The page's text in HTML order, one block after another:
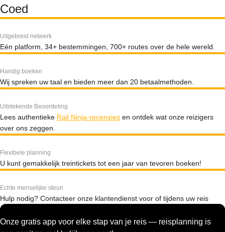
Coed
Uitgebreid netwerk
Eén platform, 34+ bestemmingen, 700+ routes over de hele wereld.
Handig boeken
Wij spreken uw taal en bieden meer dan 20 betaalmethoden.
Uitstekende Beoordeling
Lees authentieke Rail Ninja-recensies en ontdek wat onze reizigers
over ons zeggen.
Flexibele planning
U kunt gemakkelijk treintickets tot een jaar van tevoren boeken!
Echte menselijke steun
Hulp nodig? Contacteer onze klantendienst voor of tijdens uw reis
Onze gratis app voor elke stap van je reis — reisplanning is